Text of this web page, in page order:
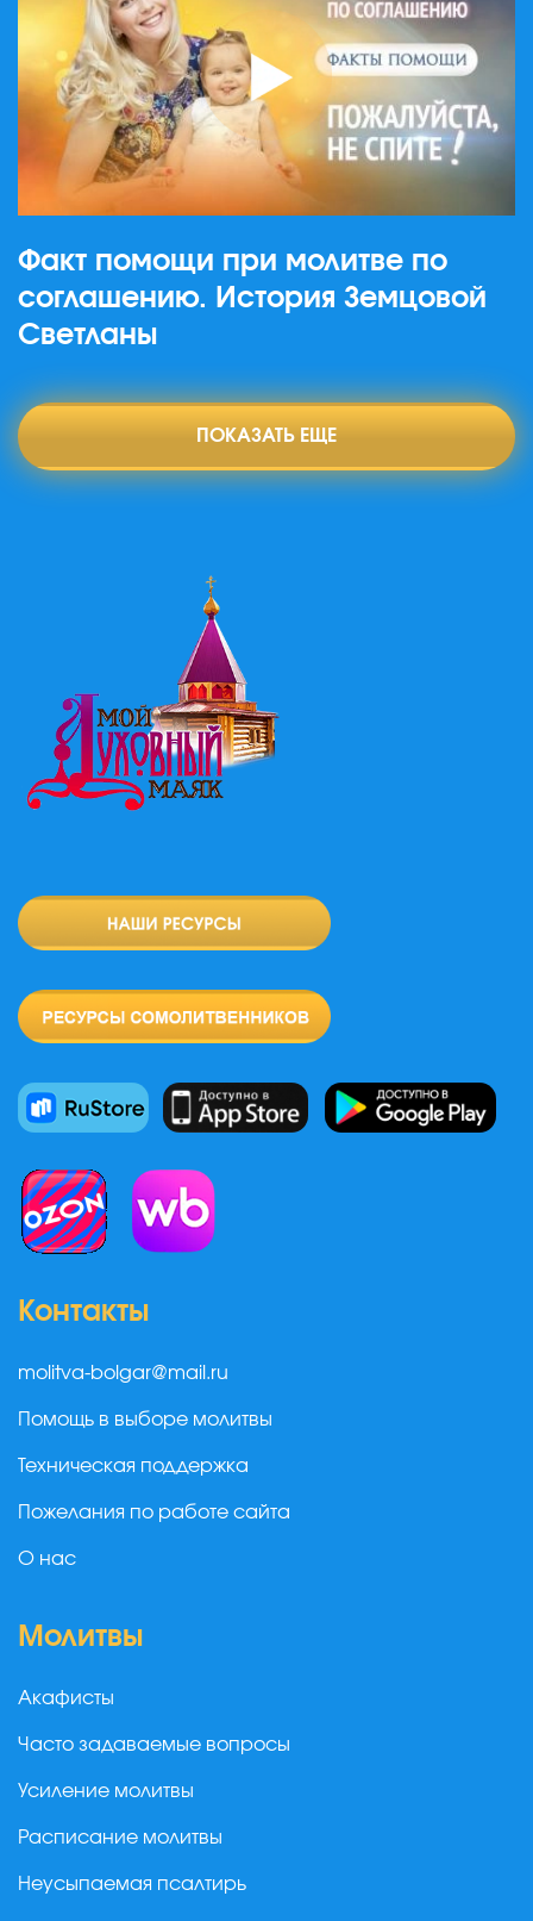
Факт помощи при молитве по
соглашению. История Земцовой
Светланы
ПОКАЗАТЬ ЕЩЕ
Контакты
molitva-bolgar@mail.ru
Помощь в выборе молитвы
Техническая поддержка
Пожелания по работе сайта
О нас
Молитвы
Акафисты
Часто задаваемые вопросы
Усиление молитвы
Расписание молитвы
Неусыпаемая псалтирь